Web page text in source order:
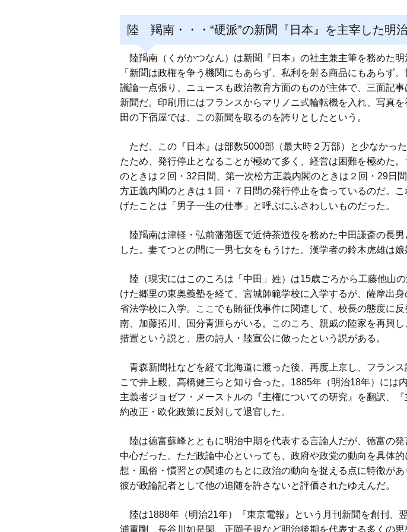
陸 羯南・・・“硬派”の新聞『日本』を主宰した明
陸羯南（くがかつなん）は新聞『日本』の社主兼主筆を務めた
「新聞は政権を争う機関にもあらず、私利を射る商品にもあらず
議論一点張り、ニュースも政治教育方面のものが主体で、三面記
新聞だ。印刷用にはフランスからマリノニ式輪転機を入れ、写真
田の下宿屋では、この新聞を取るのを誇りとしたという。
ただ、この『日本』は部数5000部（最大時２万部）と少なかっ
たため、発行停止となることが極めて多く、経営は困難を極めた
のときは２回・32日間、第一次松方正義内閣のときは２回・29日
方正義内閣のときは１回・７日間の発行停止を食っているのだ。
げたことは「男子一生の仕事」と呼ぶにふさわしいものだった。
陸羯南は津軽・弘前藩藩医で近侍茶道役を務めた中田謙斎の長
した。妻てつとの間に一男七女をもうけた。漢学者の鈴木虎雄は
陸（現実にはこのころは「中田」姓）は15歳ごろから工藤他山
けた郷里の東奥義塾を経て、宮城師範学校に入学するが、薩摩出
省法学校に入学。ここでも賄征伐事件に関連して、校長の態度に
南、加藤拓川、国分青涯らがいる。このころ、親戚の陸家を再興
措置という説と、唐の詩人・陸宣公に倣ったという説がある。
青森新聞社などを経て北海道に渡った後、再度上京し、フラン
こで井上毅、高橋健三らと知り合った。1885年（明治18年）に
主義者ジョゼフ・メーストルの『主権についての研究』を翻訳、
約改正・欧化政策に反対して退官した。
陸は徳富蘇峰とともに明治中期を代表する言論人だが、徳富の
中心だった。ただ政論中心といっても、政府や政党の動向を具体
想・風俗・慣習との関連のもとに政治の動向を捉える点に特徴が
彼が政論記者として他の追随を許さないと評価されたゆえんだ。
陸は1888年（明治21年）『東京電報』という月刊新聞を創刊、
浦重剛、長谷川如是閑、正岡子規など明治後期を代表する多くの